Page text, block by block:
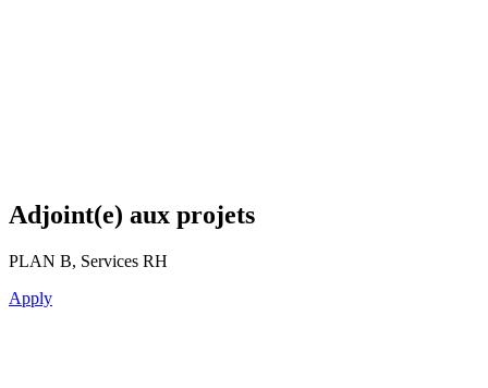
Adjoint(e) aux projets
PLAN B, Services RH
Apply